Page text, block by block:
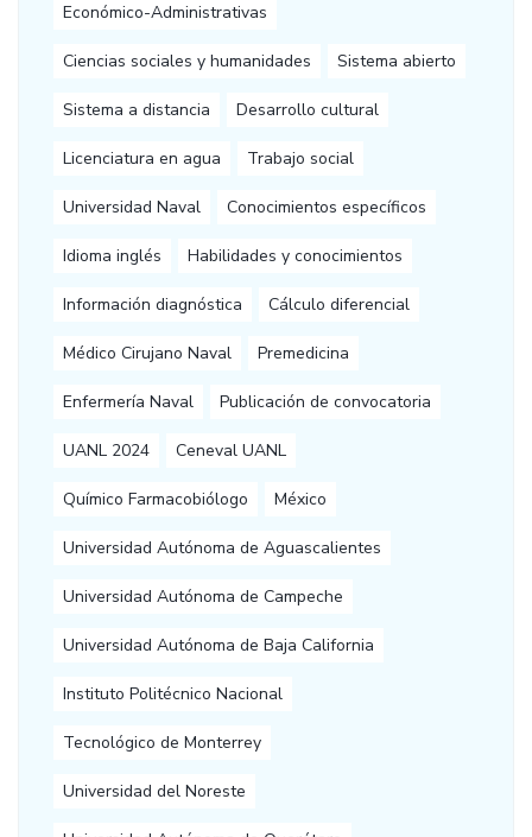
Económico-Administrativas
Ciencias sociales y humanidades Sistema abierto
Sistema a distancia Desarrollo cultural
Licenciatura en agua Trabajo social
Universidad Naval Conocimientos específicos
Idioma inglés Habilidades y conocimientos
Información diagnóstica Cálculo diferencial
Médico Cirujano Naval Premedicina
Enfermería Naval Publicación de convocatoria
UANL 2024 Ceneval UANL
Químico Farmacobiólogo México
Universidad Autónoma de Aguascalientes
Universidad Autónoma de Campeche
Universidad Autónoma de Baja California
Instituto Politécnico Nacional
Tecnológico de Monterrey
Universidad del Noreste